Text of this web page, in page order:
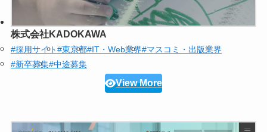
株式会社KADOKAWA
#採用サイト#東京都#IT・Web業界#マスコミ・出版業界
#新卒募集#中途募集
View More